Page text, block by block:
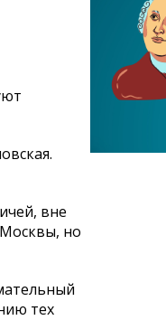
вне
но
тех